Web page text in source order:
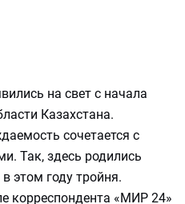
на свет с начала
Казахстана.
сочетается с
Так, здесь родились
этом году тройня.
корреспондента «МИР 24»